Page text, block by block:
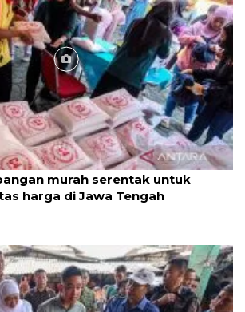
murah serentak untuk
harga di Jawa Tengah